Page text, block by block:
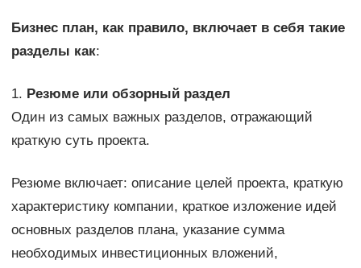
Бизнес план, как правило, включает в себя такие
разделы как:
1. Резюме или обзорный раздел
Один из самых важных разделов, отражающий
краткую суть проекта.
Резюме включает: описание целей проекта, краткую
характеристику компании, краткое изложение идей
основных разделов плана, указание сумма
необходимых инвестиционных вложений,